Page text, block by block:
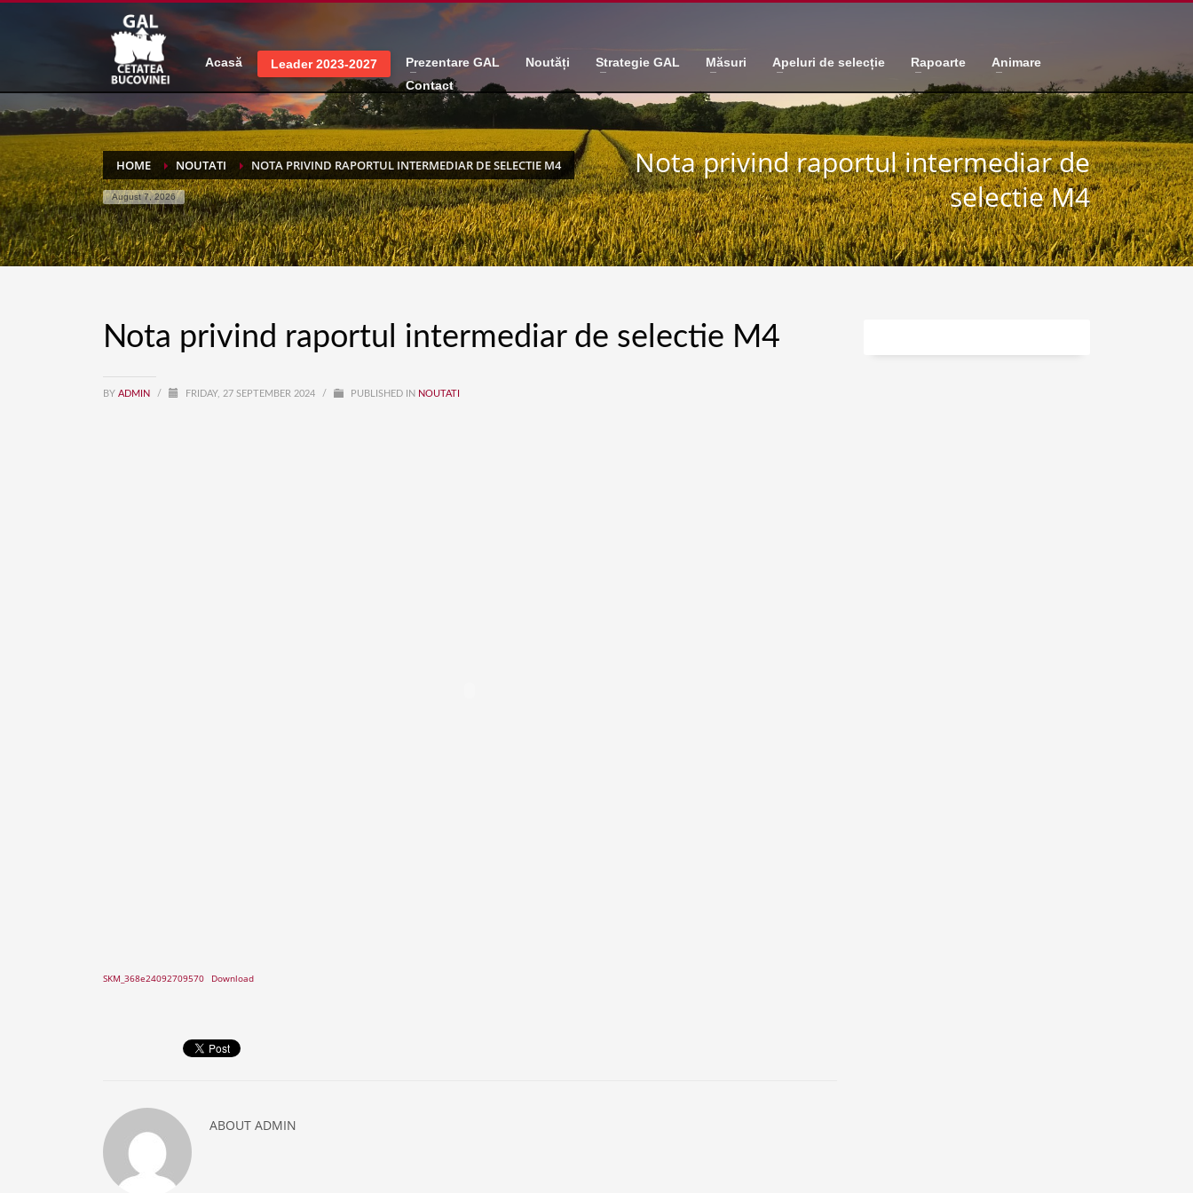
Acasă Leader 2023-2027 Prezentare GAL Noutăți Strategie GAL Măsuri Apeluri de selecție Rapoarte
Animare
Contact
HOME NOUTATI NOTA PRIVIND RAPORTUL INTERMEDIAR DE SELECTIE M4
August 7, 2026
Nota privind raportul intermediar de
selectie M4
Nota privind raportul intermediar de selectie M4
BY ADMIN / FRIDAY, 27 SEPTEMBER 2024 / PUBLISHED IN NOUTATI
SKM_368e24092709570 Download
ABOUT ADMIN